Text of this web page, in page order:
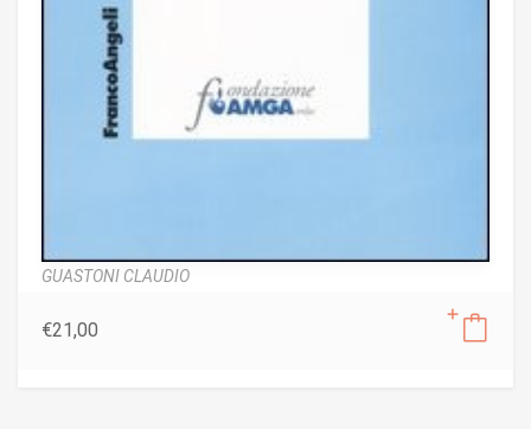
GUASTONI CLAUDIO
€21,00